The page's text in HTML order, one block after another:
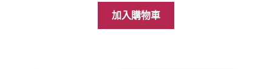
加入購物車